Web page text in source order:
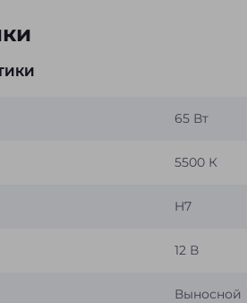
65 Вт
5500 К
H7
12 В
Выносной